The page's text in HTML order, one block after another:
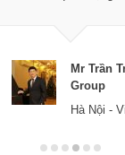
Mr
Hà Nội